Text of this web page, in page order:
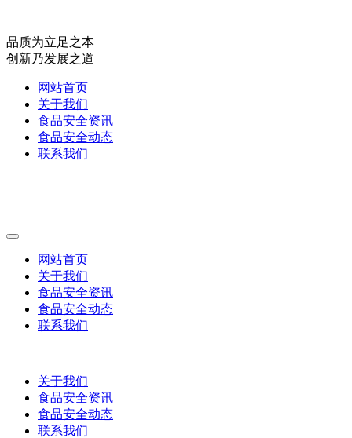
品质为立足之本
创新乃发展之道
网站首页
关于我们
食品安全资讯
食品安全动态
联系我们
网站首页
关于我们
食品安全资讯
食品安全动态
联系我们
关于我们
食品安全资讯
食品安全动态
联系我们